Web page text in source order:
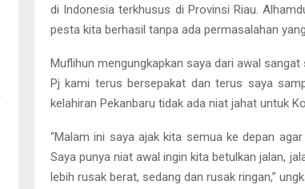
di Indonesia terkhusus di Provinsi Riau.
pesta kita berhasil tanpa ada permasalahan
Muflihun mengungkapkan saya dari awal
Pj kami terus bersepakat dan terus saya
kelahiran Pekanbaru tidak ada niat jahat untuk
“Malam ini saya ajak kita semua ke depan
Saya punya niat awal ingin kita betulkan jalan,
lebih rusak berat, sedang dan rusak ringan,”